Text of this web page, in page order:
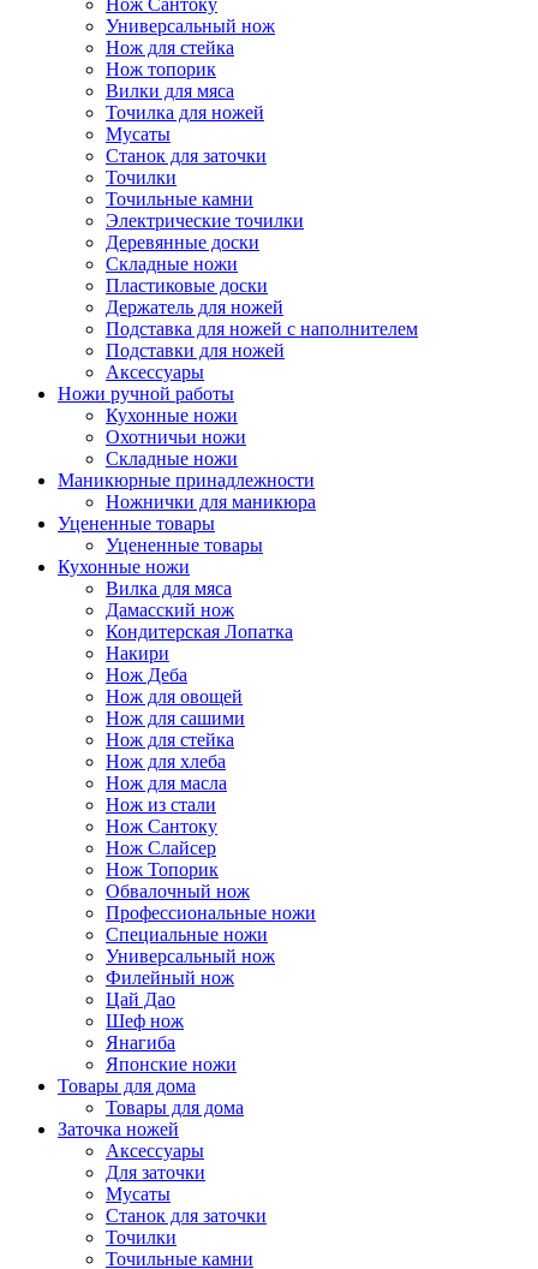
Нож Сантоку
Универсальный нож
Нож для стейка
Нож топорик
Вилки для мяса
Точилка для ножей
Мусаты
Станок для заточки
Точилки
Точильные камни
Электрические точилки
Деревянные доски
Складные ножи
Пластиковые доски
Держатель для ножей
Подставка для ножей с наполнителем
Подставки для ножей
Аксессуары
Ножи ручной работы
Кухонные ножи
Охотничьи ножи
Складные ножи
Маникюрные принадлежности
Ножнички для маникюра
Уцененные товары
Уцененные товары
Кухонные ножи
Вилка для мяса
Дамасский нож
Кондитерская Лопатка
Накири
Нож Деба
Нож для овощей
Нож для сашими
Нож для стейка
Нож для хлеба
Нож для масла
Нож из стали
Нож Сантоку
Нож Слайсер
Нож Топорик
Обвалочный нож
Профессиональные ножи
Специальные ножи
Универсальный нож
Филейный нож
Цай Дао
Шеф нож
Янагиба
Японские ножи
Товары для дома
Товары для дома
Заточка ножей
Аксессуары
Для заточки
Мусаты
Станок для заточки
Точилки
Точильные камни